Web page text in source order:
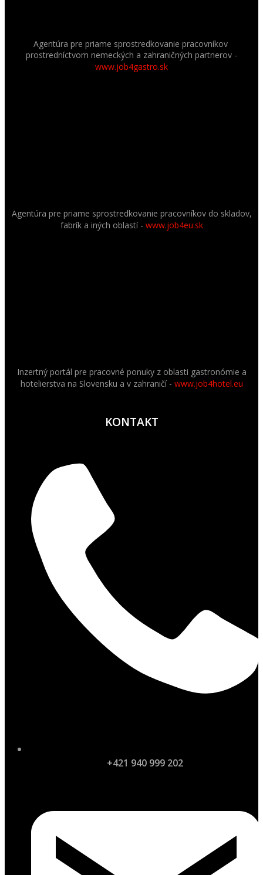
Agentúra pre priame sprostredkovanie pracovníkov
prostredníctvom nemeckých a zahraničných partnerov -
www.job4gastro.sk
Agentúra pre priame sprostredkovanie pracovníkov do skladov,
fabrík a iných oblastí - www.job4eu.sk
Inzertný portál pre pracovné ponuky z oblasti gastronómie a
hotelierstva na Slovensku a v zahraničí - www.job4hotel.eu
KONTAKT
+421 940 999 202